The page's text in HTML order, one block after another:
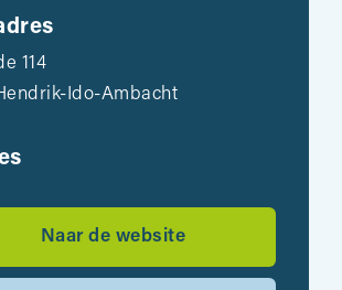
114
Ido-Ambacht
Naar de website